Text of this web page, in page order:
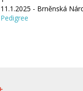
11.1.2025 - Brněnská
Pedigree